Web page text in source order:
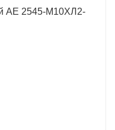
АЕ 2545-М10ХЛ2-